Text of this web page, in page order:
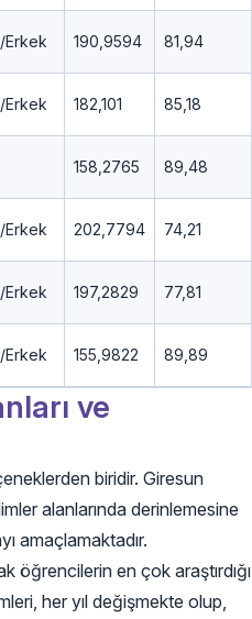
Erkek 190,9594 81,94
Erkek 182,101 85,18
158,2765 89,48
Erkek 202,7794 74,21
Erkek 197,2829 77,81
Erkek 155,9822 89,89
ve
biridir. Giresun
alanlarında derinlemesine
amaçlamaktadır.
öğrencilerin en çok araştırdığı
her yıl değişmekte olup,